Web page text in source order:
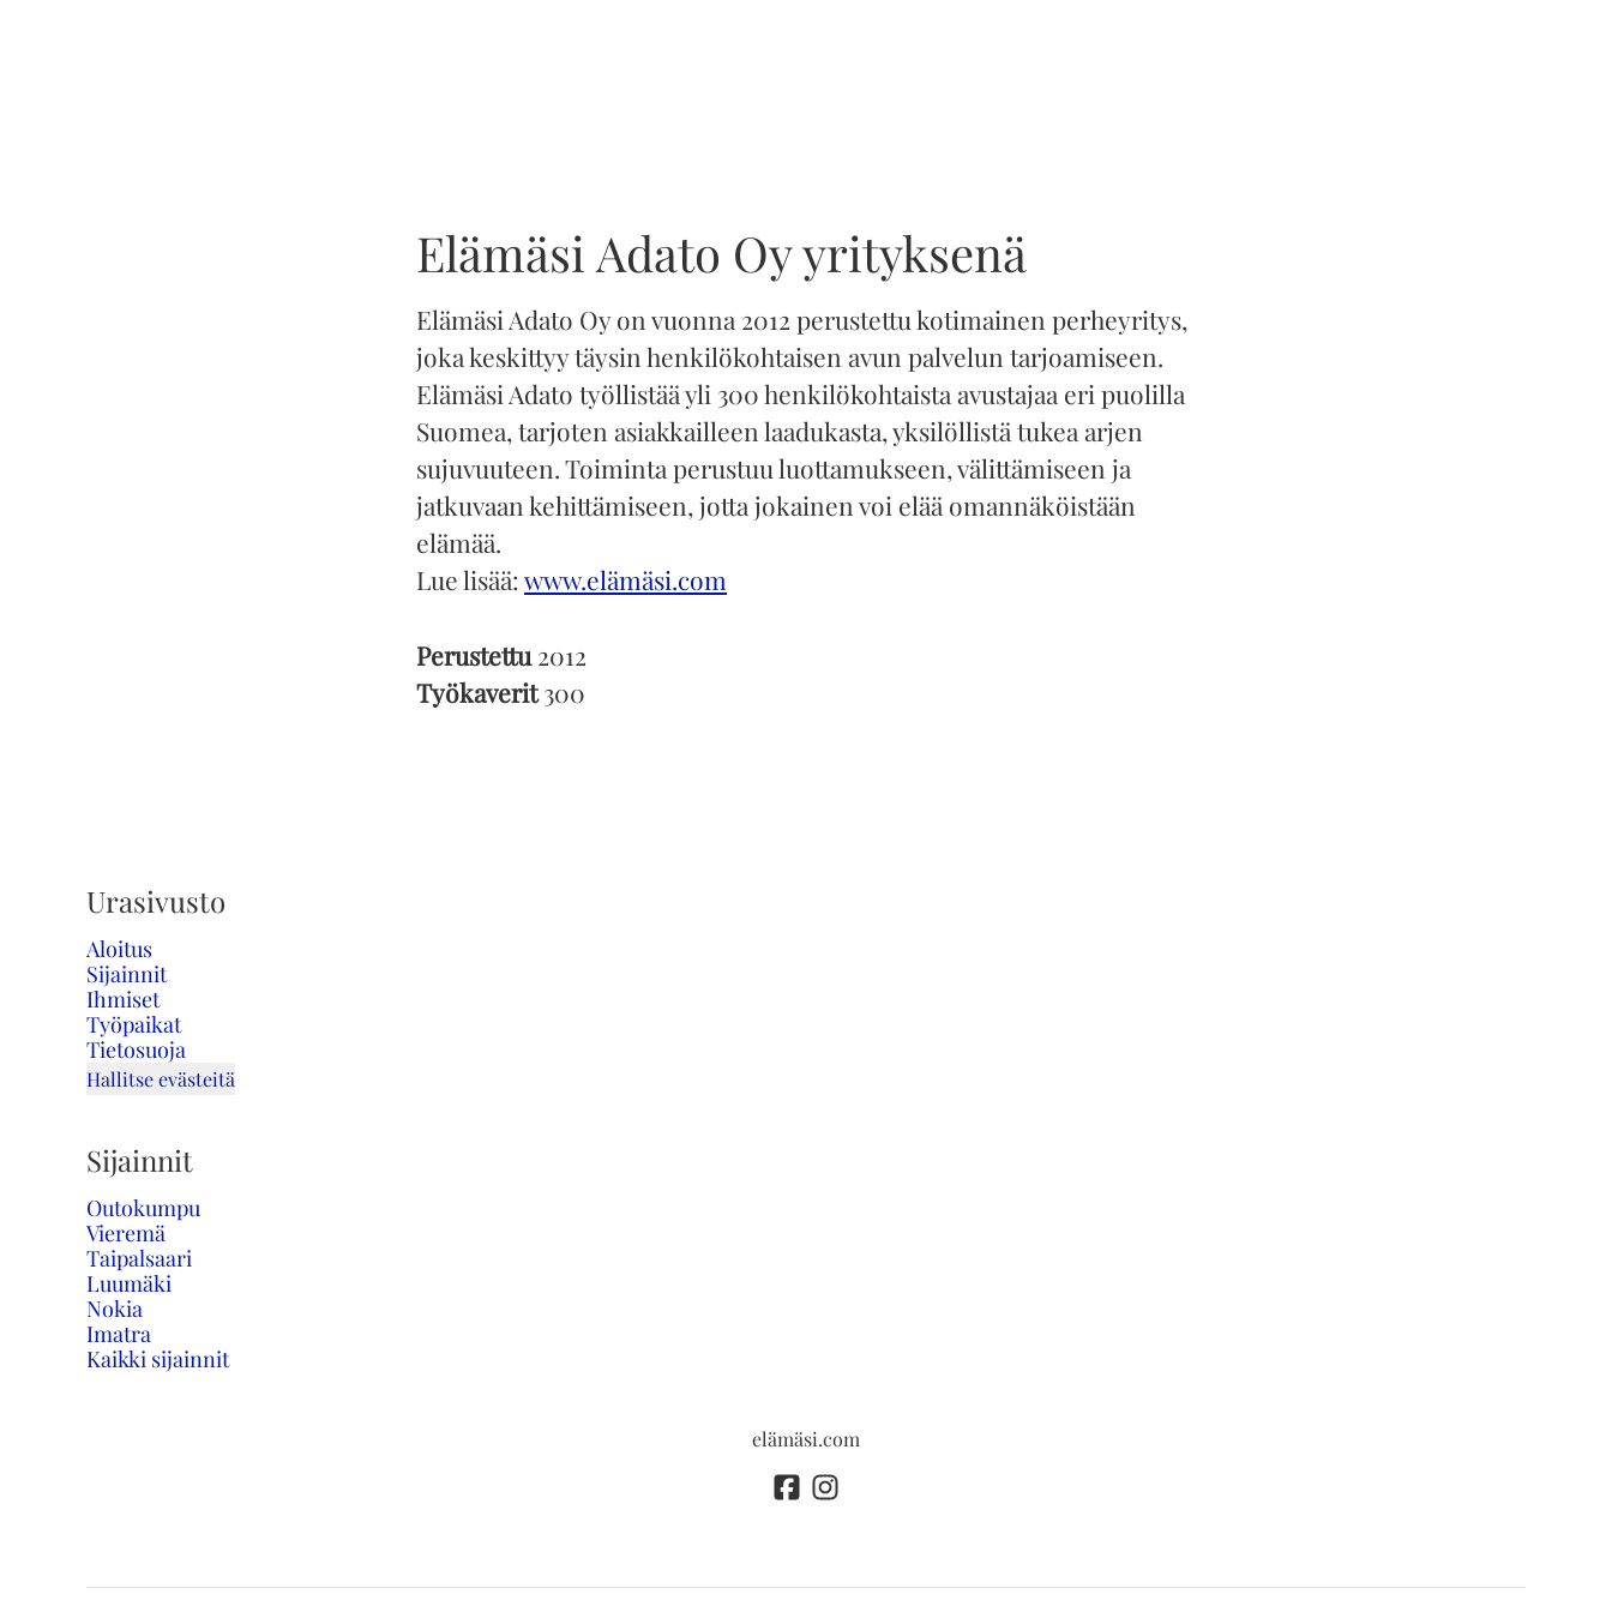
Elämäsi Adato Oy yrityksenä
Elämäsi Adato Oy on vuonna 2012 perustettu kotimainen perheyritys,
joka keskittyy täysin henkilökohtaisen avun palvelun tarjoamiseen.
Elämäsi Adato työllistää yli 300 henkilökohtaista avustajaa eri puolilla
Suomea, tarjoten asiakkailleen laadukasta, yksilöllistä tukea arjen
sujuvuuteen. Toiminta perustuu luottamukseen, välittämiseen ja
jatkuvaan kehittämiseen, jotta jokainen voi elää omannäköistään
elämää.
Lue lisää: www.elämäsi.com
Perustettu2012
Työkaverit300
Urasivusto
Aloitus
Sijainnit
Ihmiset
Työpaikat
Tietosuoja
Hallitse evästeitä
Sijainnit
Outokumpu
Vieremä
Taipalsaari
Luumäki
Nokia
Imatra
Kaikki sijainnit
elämäsi.com